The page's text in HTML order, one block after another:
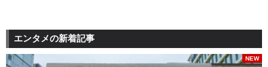
エンタメの新着記事
NEW